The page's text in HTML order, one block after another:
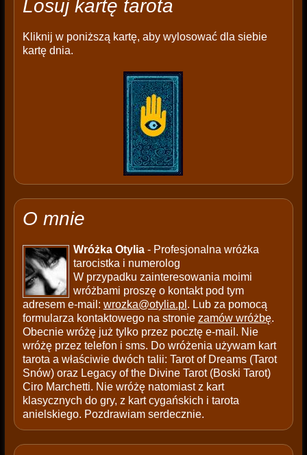
Losuj kartę tarota
Kliknij w poniższą kartę, aby wylosować dla siebie
kartę dnia.
O mnie
Wróżka Otylia- Profesjonalna wróżka
tarocistka i numerolog
W przypadku zainteresowania moimi
wróżbami proszę o kontakt pod tym
adresem e-mail: wrozka@otylia.pl . Lub za pomocą
formularza kontaktowego na stronie zamów wróżbę.
Obecnie wróżę już tylko przez pocztę e-mail. Nie
wróżę przez telefon i sms. Do wróżenia używam kart
tarota a właściwie dwóch talii: Tarot of Dreams (Tarot
Snów) oraz Legacy of the Divine Tarot (Boski Tarot)
Ciro Marchetti. Nie wróżę natomiast z kart
klasycznych do gry, z kart cygańskich i tarota
anielskiego. Pozdrawiam serdecznie.